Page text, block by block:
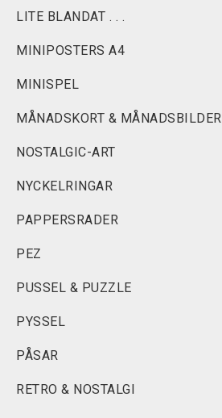
LITE BLANDAT . . .
MINIPOSTERS A4
MINISPEL
MÅNADSKORT & MÅNADSBILDER
NOSTALGIC-ART
NYCKELRINGAR
PAPPERSRADER
PEZ
PUSSEL & PUZZLE
PYSSEL
PÅSAR
RETRO & NOSTALGI